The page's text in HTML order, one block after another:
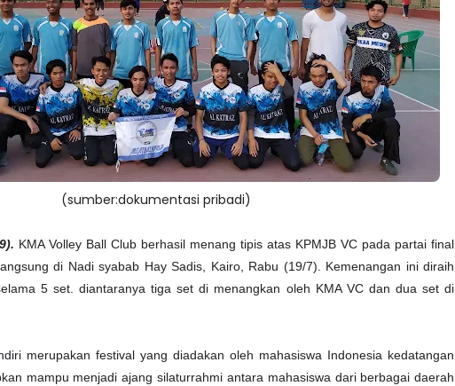
(sumber:dokumentasi pribadi)
KMA Volley Ball Club berhasil menang tipis atas KPMJB VC pada partai final
di Nadi syabab Hay Sadis, Kairo, Rabu (19/7). Kemenangan ini diraih
5 set. diantaranya tiga set di menangkan oleh KMA VC dan dua set di
merupakan festival yang diadakan oleh mahasiswa Indonesia kedatangan
mampu menjadi ajang silaturrahmi antara mahasiswa dari berbagai daerah